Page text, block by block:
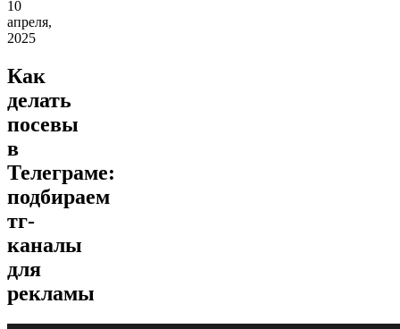
10
апреля,
2025
Как
делать
посевы
в
Телеграме:
подбираем
тг-
каналы
для
рекламы